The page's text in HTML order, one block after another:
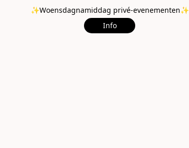
✨Woensdagnamiddag privé-evenementen✨
Info